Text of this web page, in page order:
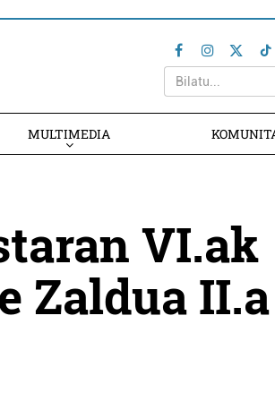
MULTIMEDIA
VI.ak
Zaldua II.a